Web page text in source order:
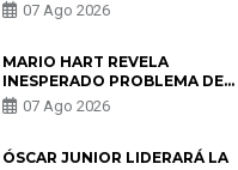
07 Ago 2026
MARIO HART REVELA
INESPERADO PROBLEMA DE
SALUD ANTES DE SEPARARSE
KORINA: “ME ENCONTRARON
07 Ago 2026
ÓSCAR JUNIOR LIDERARÁ LA